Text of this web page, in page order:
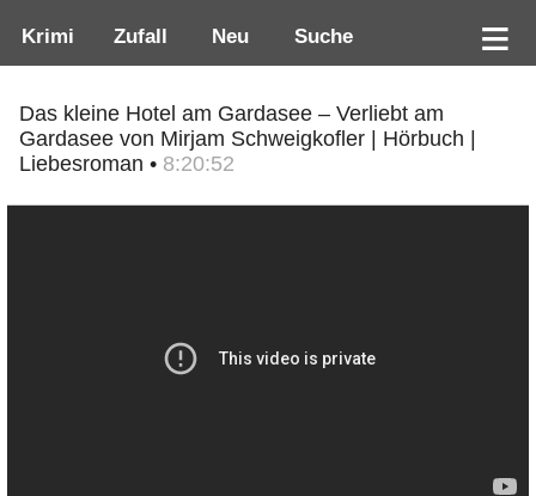
Krimi Zufall Neu Suche
Das kleine Hotel am Gardasee – Verliebt am
Gardasee von Mirjam Schweigkofler | Hörbuch |
Liebesroman • 8:20:52